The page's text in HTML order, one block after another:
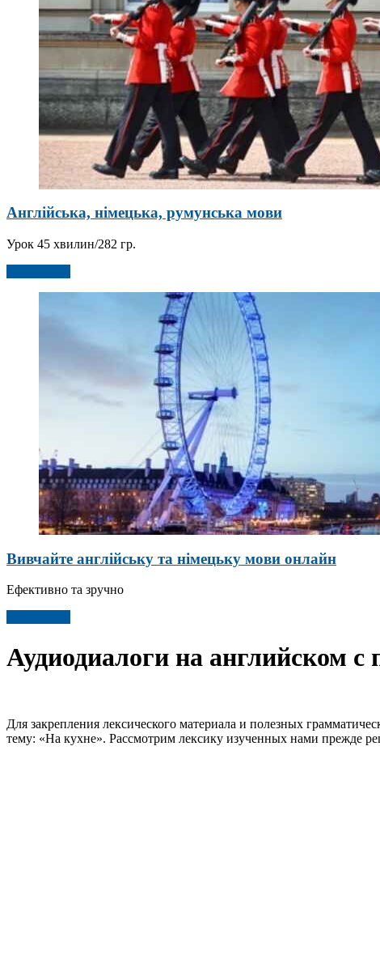
Англійська, німецька, румунська мови
Урок 45 хвилин/282 гр.
Вивчайте англійську та німецьку мови онлайн
Ефективно та зручно
Аудиодиалоги на английском
Для закрепления лексического материала и полезных
тему: «На кухне». Рассмотрим лексику изученных нами прежде